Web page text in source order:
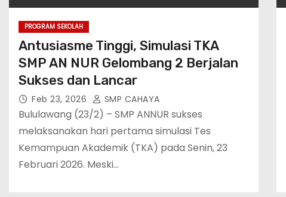
PROGRAM SEKOLAH
Antusiasme Tinggi, Simulasi TKA
SMP AN NUR Gelombang 2 Berjalan
Sukses dan Lancar
Feb 23, 2026 SMP CAHAYA
Bululawang (23/2) – SMP ANNUR sukses
melaksanakan hari pertama simulasi Tes
Kemampuan Akademik (TKA) pada Senin, 23
Februari 2026. Meski…